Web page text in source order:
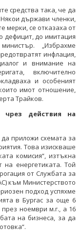
средства така, че да
държави членки,
мерки, се отказаха от
дефицит, до имитация
„Избрахме
инфлация,
и внимание на
включително
и особеният
имот отношение,
Трайков.
чрез действия на
приложи схемата за
Това изискваше
комисия“, изтъкна
енергетиката. Той
от Службата за
към Министерството
подход успяхме
в Бургас за още 6
ноември м.г., а 16
на бизнеса, за да